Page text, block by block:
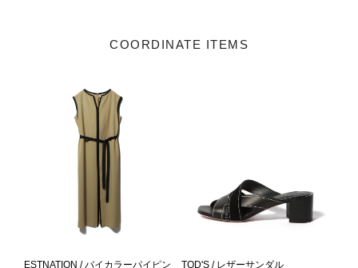
COORDINATE ITEMS
ESTNATION / バイカラーパイピン
TOD'S / レザーサンダル